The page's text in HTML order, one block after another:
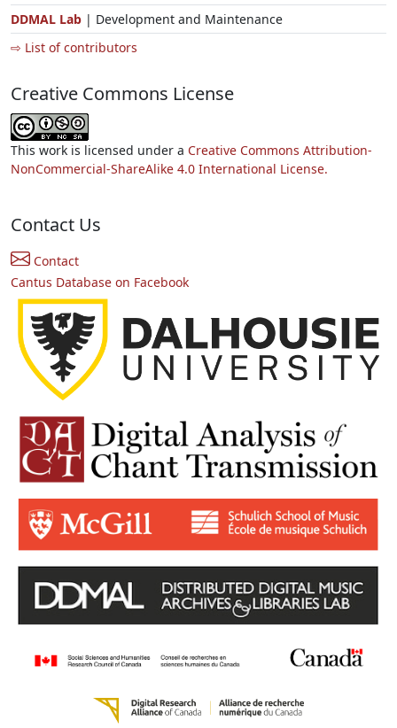
DDMAL Lab | Development and Maintenance
⇨ List of contributors
Creative Commons License
This work is licensed under a Creative Commons Attribution-
NonCommercial-ShareAlike 4.0 International License.
Contact Us
Contact
Cantus Database on Facebook